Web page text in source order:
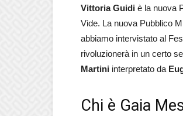
Vittoria Guidi è la nuova
Vide. La nuova Pubblico
abbiamo intervistato al
rivoluzionerà in un certo
Martini interpretato da
Chi è Gaia